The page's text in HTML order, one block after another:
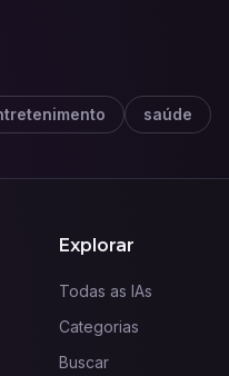
saúde
Explorar
Todas as IAs
Categorias
Buscar